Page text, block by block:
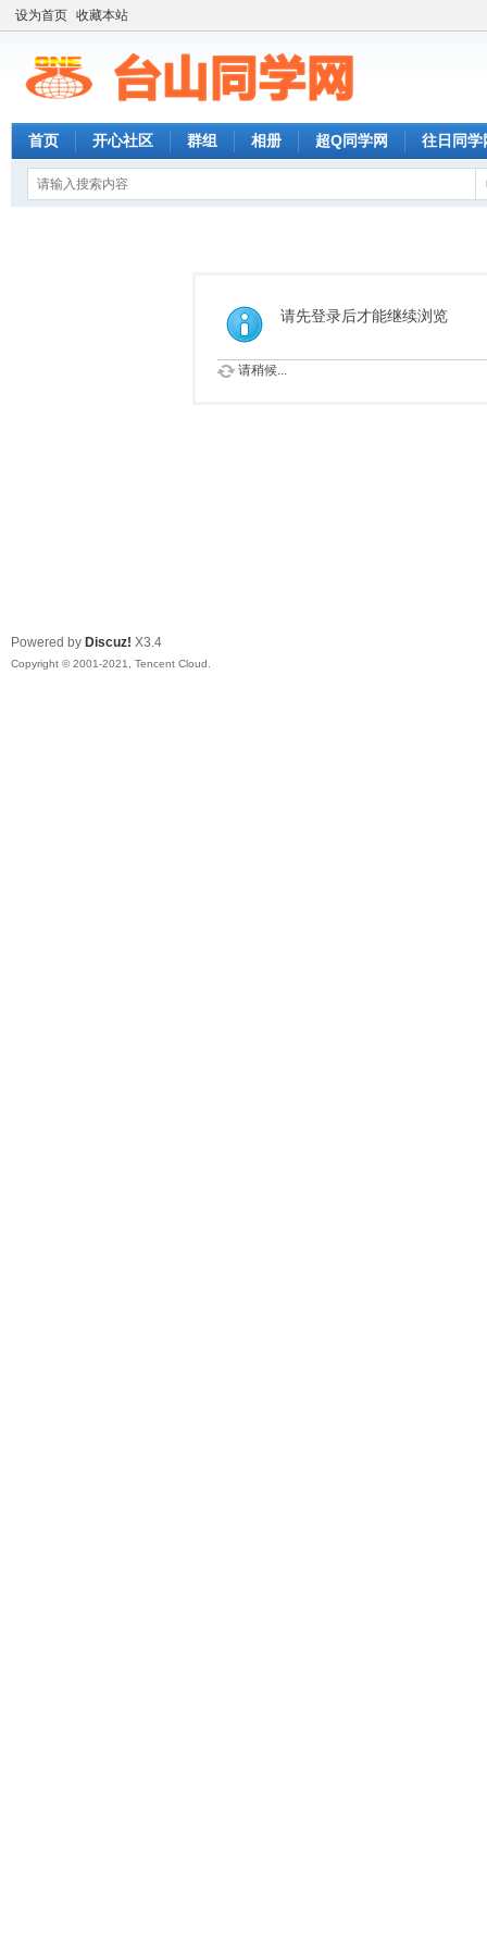
设为首页 收藏本站
首页 开心社区 群组 相册 超Q同学网 往日同学
请先登录后才能继续浏览
请稍候...
Powered by Discuz! X3.4
Copyright © 2001-2021, Tencent Cloud.